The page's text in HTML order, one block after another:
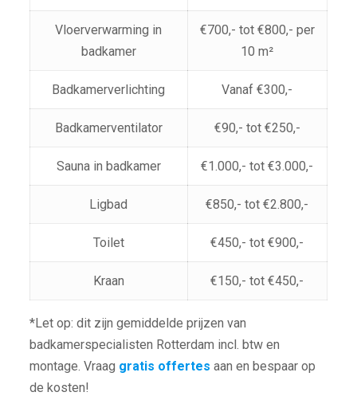
Vloerverwarming in
badkamer
€700,- tot €800,- per
10 m²
Badkamerverlichting Vanaf €300,-
Badkamerventilator €90,- tot €250,-
Sauna in badkamer €1.000,- tot €3.000,-
Ligbad €850,- tot €2.800,-
Toilet €450,- tot €900,-
Kraan €150,- tot €450,-
*Let op: dit zijn gemiddelde prijzen van
badkamerspecialisten Rotterdam incl. btw en
montage. Vraag gratis offertes aan en bespaar op
de kosten!